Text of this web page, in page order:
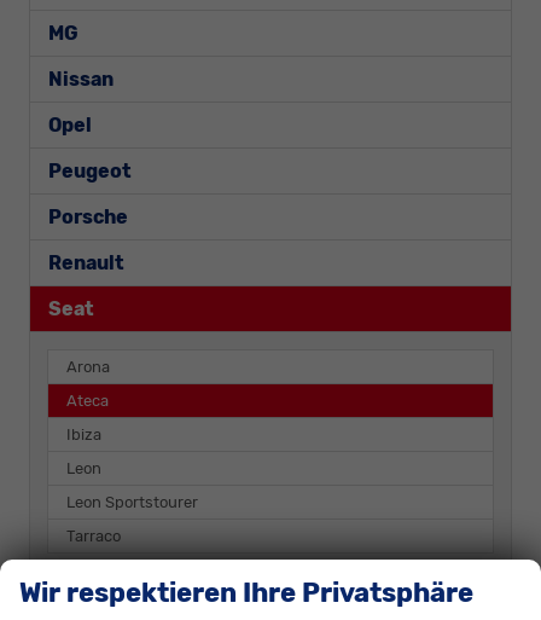
MG
Nissan
Opel
Peugeot
Porsche
Renault
Seat
Arona
Ateca
Ibiza
Leon
Leon Sportstourer
Tarraco
Skoda
Wir respektieren Ihre Privatsphäre